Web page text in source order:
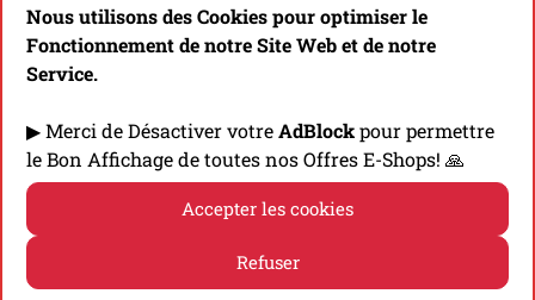
Nous utilisons des Cookies pour optimiser le
Fonctionnement de notre Site Web et de notre
Service.
▶ Merci de Désactiver votreAdBlockpour permettre
le Bon Affichage de toutes nos Offres E-Shops! 🙏
Accepter les cookies
Refuser
version 2, est désormais réduit à la partie
arrière. Les fameux « clouds » (ou nuages),
propres à la marque suisse, apporteront
donc un tant soit peu d’amorti aux
athlètes, mais uniquement sur la partie
talon. LeCloudtecest complété parle
Helion, réparti sur toute la
surface de la chaussure: il s’agit d’une
mousse assez denseque la marque décrit